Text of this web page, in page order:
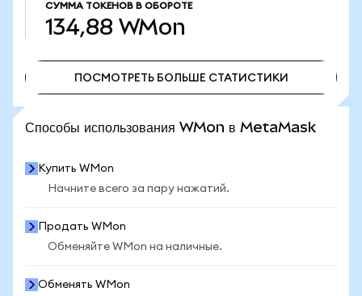
СУММА ТОКЕНОВ В ОБОРОТЕ
134,88 WMon
ПОСМОТРЕТЬ БОЛЬШЕ СТАТИСТИКИ
Способы использования WMon в MetaMask
Купить WMon
Начните всего за пару нажатий.
Продать WMon
Обменяйте WMon на наличные.
Обменять WMon